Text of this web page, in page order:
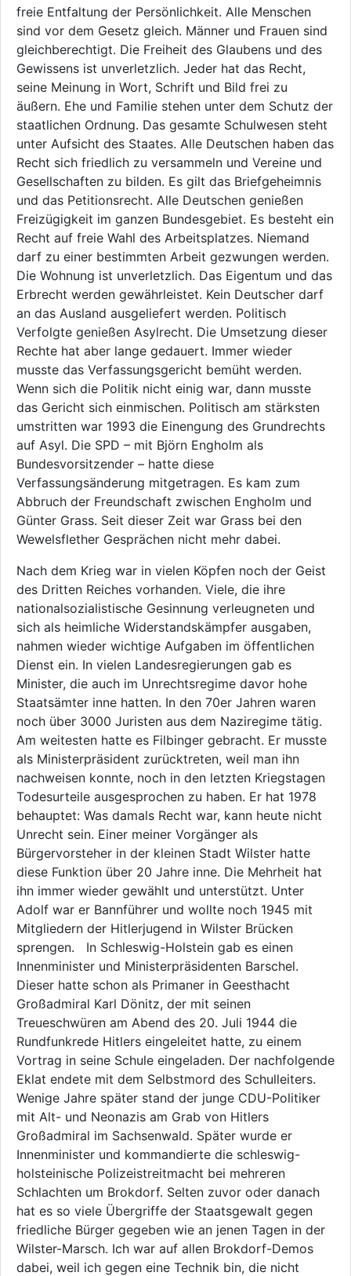
freie Entfaltung der Persönlichkeit. Alle Menschen
sind vor dem Gesetz gleich. Männer und Frauen sind
gleichberechtigt. Die Freiheit des Glaubens und des
Gewissens ist unverletzlich. Jeder hat das Recht,
seine Meinung in Wort, Schrift und Bild frei zu
äußern. Ehe und Familie stehen unter dem Schutz der
staatlichen Ordnung. Das gesamte Schulwesen steht
unter Aufsicht des Staates. Alle Deutschen haben das
Recht sich friedlich zu versammeln und Vereine und
Gesellschaften zu bilden. Es gilt das Briefgeheimnis
und das Petitionsrecht. Alle Deutschen genießen
Freizügigkeit im ganzen Bundesgebiet. Es besteht ein
Recht auf freie Wahl des Arbeitsplatzes. Niemand
darf zu einer bestimmten Arbeit gezwungen werden.
Die Wohnung ist unverletzlich. Das Eigentum und das
Erbrecht werden gewährleistet. Kein Deutscher darf
an das Ausland ausgeliefert werden. Politisch
Verfolgte genießen Asylrecht. Die Umsetzung dieser
Rechte hat aber lange gedauert. Immer wieder
musste das Verfassungsgericht bemüht werden.
Wenn sich die Politik nicht einig war, dann musste
das Gericht sich einmischen. Politisch am stärksten
umstritten war 1993 die Einengung des Grundrechts
auf Asyl. Die SPD – mit Björn Engholm als
Bundesvorsitzender – hatte diese
Verfassungsänderung mitgetragen. Es kam zum
Abbruch der Freundschaft zwischen Engholm und
Günter Grass. Seit dieser Zeit war Grass bei den
Wewelsflether Gesprächen nicht mehr dabei.
Nach dem Krieg war in vielen Köpfen noch der Geist
des Dritten Reiches vorhanden. Viele, die ihre
nationalsozialistische Gesinnung verleugneten und
sich als heimliche Widerstandskämpfer ausgaben,
nahmen wieder wichtige Aufgaben im öffentlichen
Dienst ein. In vielen Landesregierungen gab es
Minister, die auch im Unrechtsregime davor hohe
Staatsämter inne hatten. In den 70er Jahren waren
noch über 3000 Juristen aus dem Naziregime tätig.
Am weitesten hatte es Filbinger gebracht. Er musste
als Ministerpräsident zurücktreten, weil man ihn
nachweisen konnte, noch in den letzten Kriegstagen
Todesurteile ausgesprochen zu haben. Er hat 1978
behauptet: Was damals Recht war, kann heute nicht
Unrecht sein. Einer meiner Vorgänger als
Bürgervorsteher in der kleinen Stadt Wilster hatte
diese Funktion über 20 Jahre inne. Die Mehrheit hat
ihn immer wieder gewählt und unterstützt. Unter
Adolf war er Bannführer und wollte noch 1945 mit
Mitgliedern der Hitlerjugend in Wilster Brücken
sprengen. In Schleswig-Holstein gab es einen
Innenminister und Ministerpräsidenten Barschel.
Dieser hatte schon als Primaner in Geesthacht
Großadmiral Karl Dönitz, der mit seinen
Treueschwüren am Abend des 20. Juli 1944 die
Rundfunkrede Hitlers eingeleitet hatte, zu einem
Vortrag in seine Schule eingeladen. Der nachfolgende
Eklat endete mit dem Selbstmord des Schulleiters.
Wenige Jahre später stand der junge CDU-Politiker
mit Alt- und Neonazis am Grab von Hitlers
Großadmiral im Sachsenwald. Später wurde er
Innenminister und kommandierte die schleswig-
holsteinische Polizeistreitmacht bei mehreren
Schlachten um Brokdorf. Selten zuvor oder danach
hat es so viele Übergriffe der Staatsgewalt gegen
friedliche Bürger gegeben wie an jenen Tagen in der
Wilster-Marsch. Ich war auf allen Brokdorf-Demos
dabei, weil ich gegen eine Technik bin, die nicht